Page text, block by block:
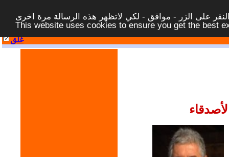
على الزر - موافق - لكي لاتظهر هذه الرسالة مرة اخرى -
This website uses cookies to ensure you get the best
غلق